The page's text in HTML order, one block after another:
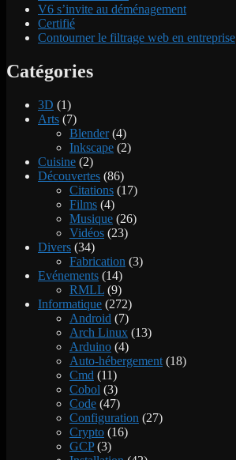
V6 s’invite au déménagement
Certifié
Contourner le filtrage web en entreprise
Catégories
3D (1)
Arts (7)
Blender(4)
Inkscape (2)
Cuisine (2)
Découvertes (86)
Citations (17)
Films (4)
Musique (26)
Vidéos (23)
Divers (34)
Fabrication (3)
Evénements (14)
RMLL (9)
Informatique (272)
Android (7)
Arch Linux (13)
Arduino (4)
Auto-hébergement (18)
Cmd (11)
Cobol (3)
Code (47)
Configuration (27)
Crypto (16)
GCP(3)